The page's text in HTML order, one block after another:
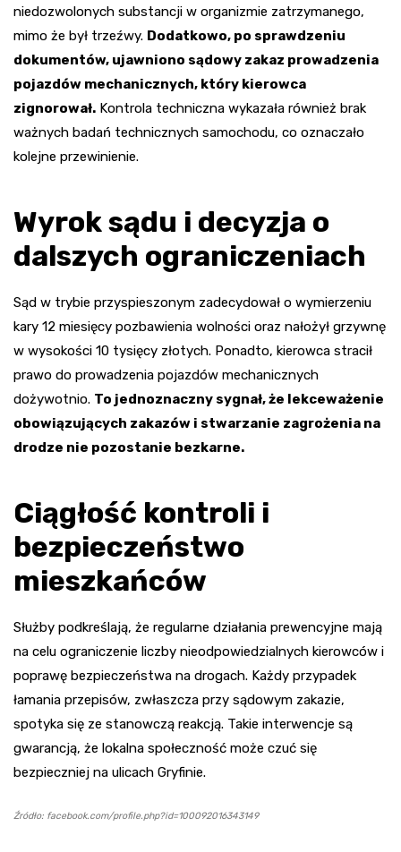
niedozwolonych substancji w organizmie zatrzymanego,
mimo że był trzeźwy. Dodatkowo, po sprawdzeniu
dokumentów, ujawniono sądowy zakaz prowadzenia
pojazdów mechanicznych, który kierowca
zignorował. Kontrola techniczna wykazała również brak
ważnych badań technicznych samochodu, co oznaczało
kolejne przewinienie.
Wyrok sądu i decyzja o
dalszych ograniczeniach
Sąd w trybie przyspieszonym zadecydował o wymierzeniu
kary 12 miesięcy pozbawienia wolności oraz nałożył grzywnę
w wysokości 10 tysięcy złotych. Ponadto, kierowca stracił
prawo do prowadzenia pojazdów mechanicznych
dożywotnio. To jednoznaczny sygnał, że lekceważenie
obowiązujących zakazów i stwarzanie zagrożenia na
drodze nie pozostanie bezkarne.
Ciągłość kontroli i
bezpieczeństwo
mieszkańców
Służby podkreślają, że regularne działania prewencyjne mają
na celu ograniczenie liczby nieodpowiedzialnych kierowców i
poprawę bezpieczeństwa na drogach. Każdy przypadek
łamania przepisów, zwłaszcza przy sądowym zakazie,
spotyka się ze stanowczą reakcją. Takie interwencje są
gwarancją, że lokalna społeczność może czuć się
bezpieczniej na ulicach Gryfinie.
Źródło: facebook.com/profile.php?id=100092016343149